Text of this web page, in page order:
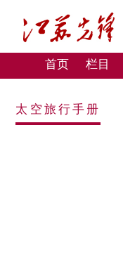
首页 栏目
太空旅行手册